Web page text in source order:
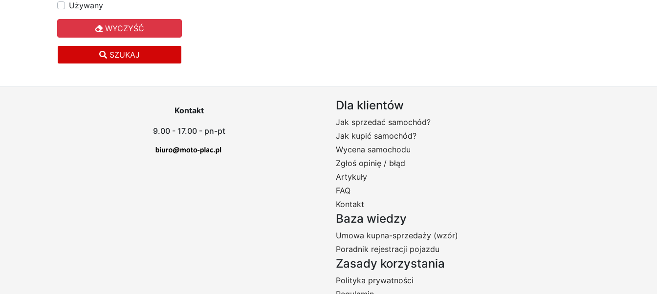
Używany
WYCZYŚĆ
SZUKAJ
Kontakt
9.00 - 17.00 - pn-pt
Dla klientów
Jak sprzedać samochód?
Jak kupić samochód?
Wycena samochodu
Zgłoś opinię / błąd
Artykuły
FAQ
Kontakt
Baza wiedzy
Umowa kupna-sprzedaży (wzór)
Poradnik rejestracji pojazdu
Zasady korzystania
Polityka prywatności